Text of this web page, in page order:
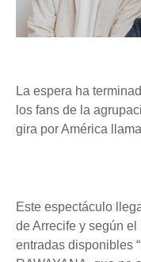
La espera ha
los fans de la
gira por América
Este espectáculo
de Arrecife y según
entradas disponibles